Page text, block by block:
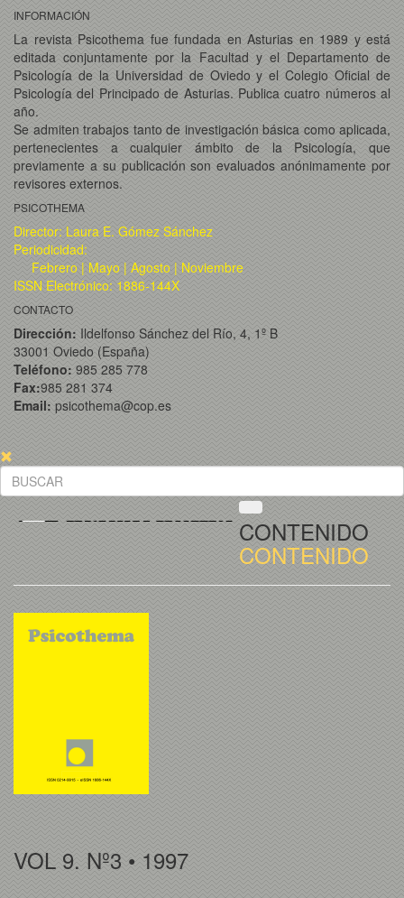
INFORMACIÓN
La revista Psicothema fue fundada en Asturias en 1989 y está
editada conjuntamente por la Facultad y el Departamento de
Psicología de la Universidad de Oviedo y el Colegio Oficial de
Psicología del Principado de Asturias. Publica cuatro números al
año.
Se admiten trabajos tanto de investigación básica como aplicada,
pertenecientes a cualquier ámbito de la Psicología, que
previamente a su publicación son evaluados anónimamente por
revisores externos.
PSICOTHEMA
Director: Laura E. Gómez Sánchez
Periodicidad:
Febrero | Mayo | Agosto | Noviembre
ISSN Electrónico: 1886-144X
CONTACTO
Dirección: Ildelfonso Sánchez del Río, 4, 1º B
33001 Oviedo (España)
Teléfono: 985 285 778
Fax:985 281 374
Email: psicothema@cop.es
CONTENIDO
CONTENIDO
VOL 9. Nº3 • 1997